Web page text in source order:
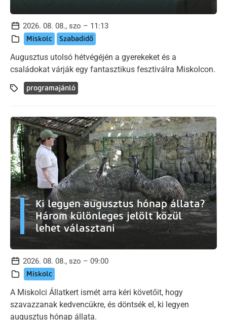
2026. 08. 08., szo – 11:13
Miskolc Szabadidő
Augusztus utolsó hétvégéjén a gyerekeket és a
családokat várják egy fantasztikus fesztiválra Miskolcon.
programajánló
Ki legyen augusztus hónap állata?
Három különleges jelölt közül
lehet választani
2026. 08. 08., szo – 09:00
Miskolc
A Miskolci Állatkert ismét arra kéri követőit, hogy
szavazzanak kedvencükre, és döntsék el, ki legyen
augusztus hónap állata.